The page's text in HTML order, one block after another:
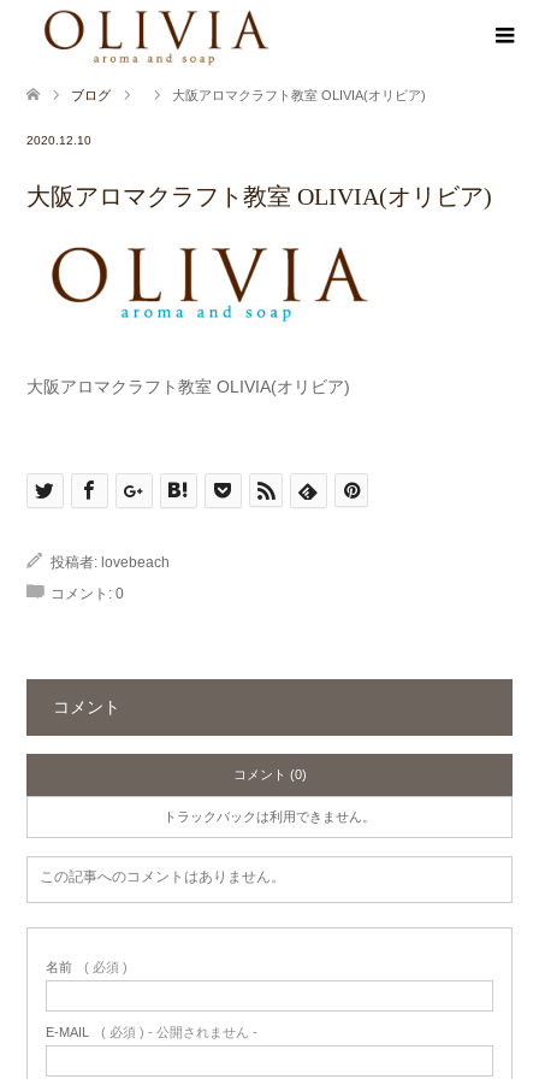
ブログ 大阪アロマクラフト教室 OLIVIA(オリビア)
2020.12.10
大阪アロマクラフト教室 OLIVIA(オリビア)
大阪アロマクラフト教室 OLIVIA(オリビア)
投稿者: lovebeach
コメント: 0
コメント
コメント (0)
トラックバックは利用できません。
この記事へのコメントはありません。
名前 ( 必須 )
E-MAIL ( 必須 ) - 公開されません -